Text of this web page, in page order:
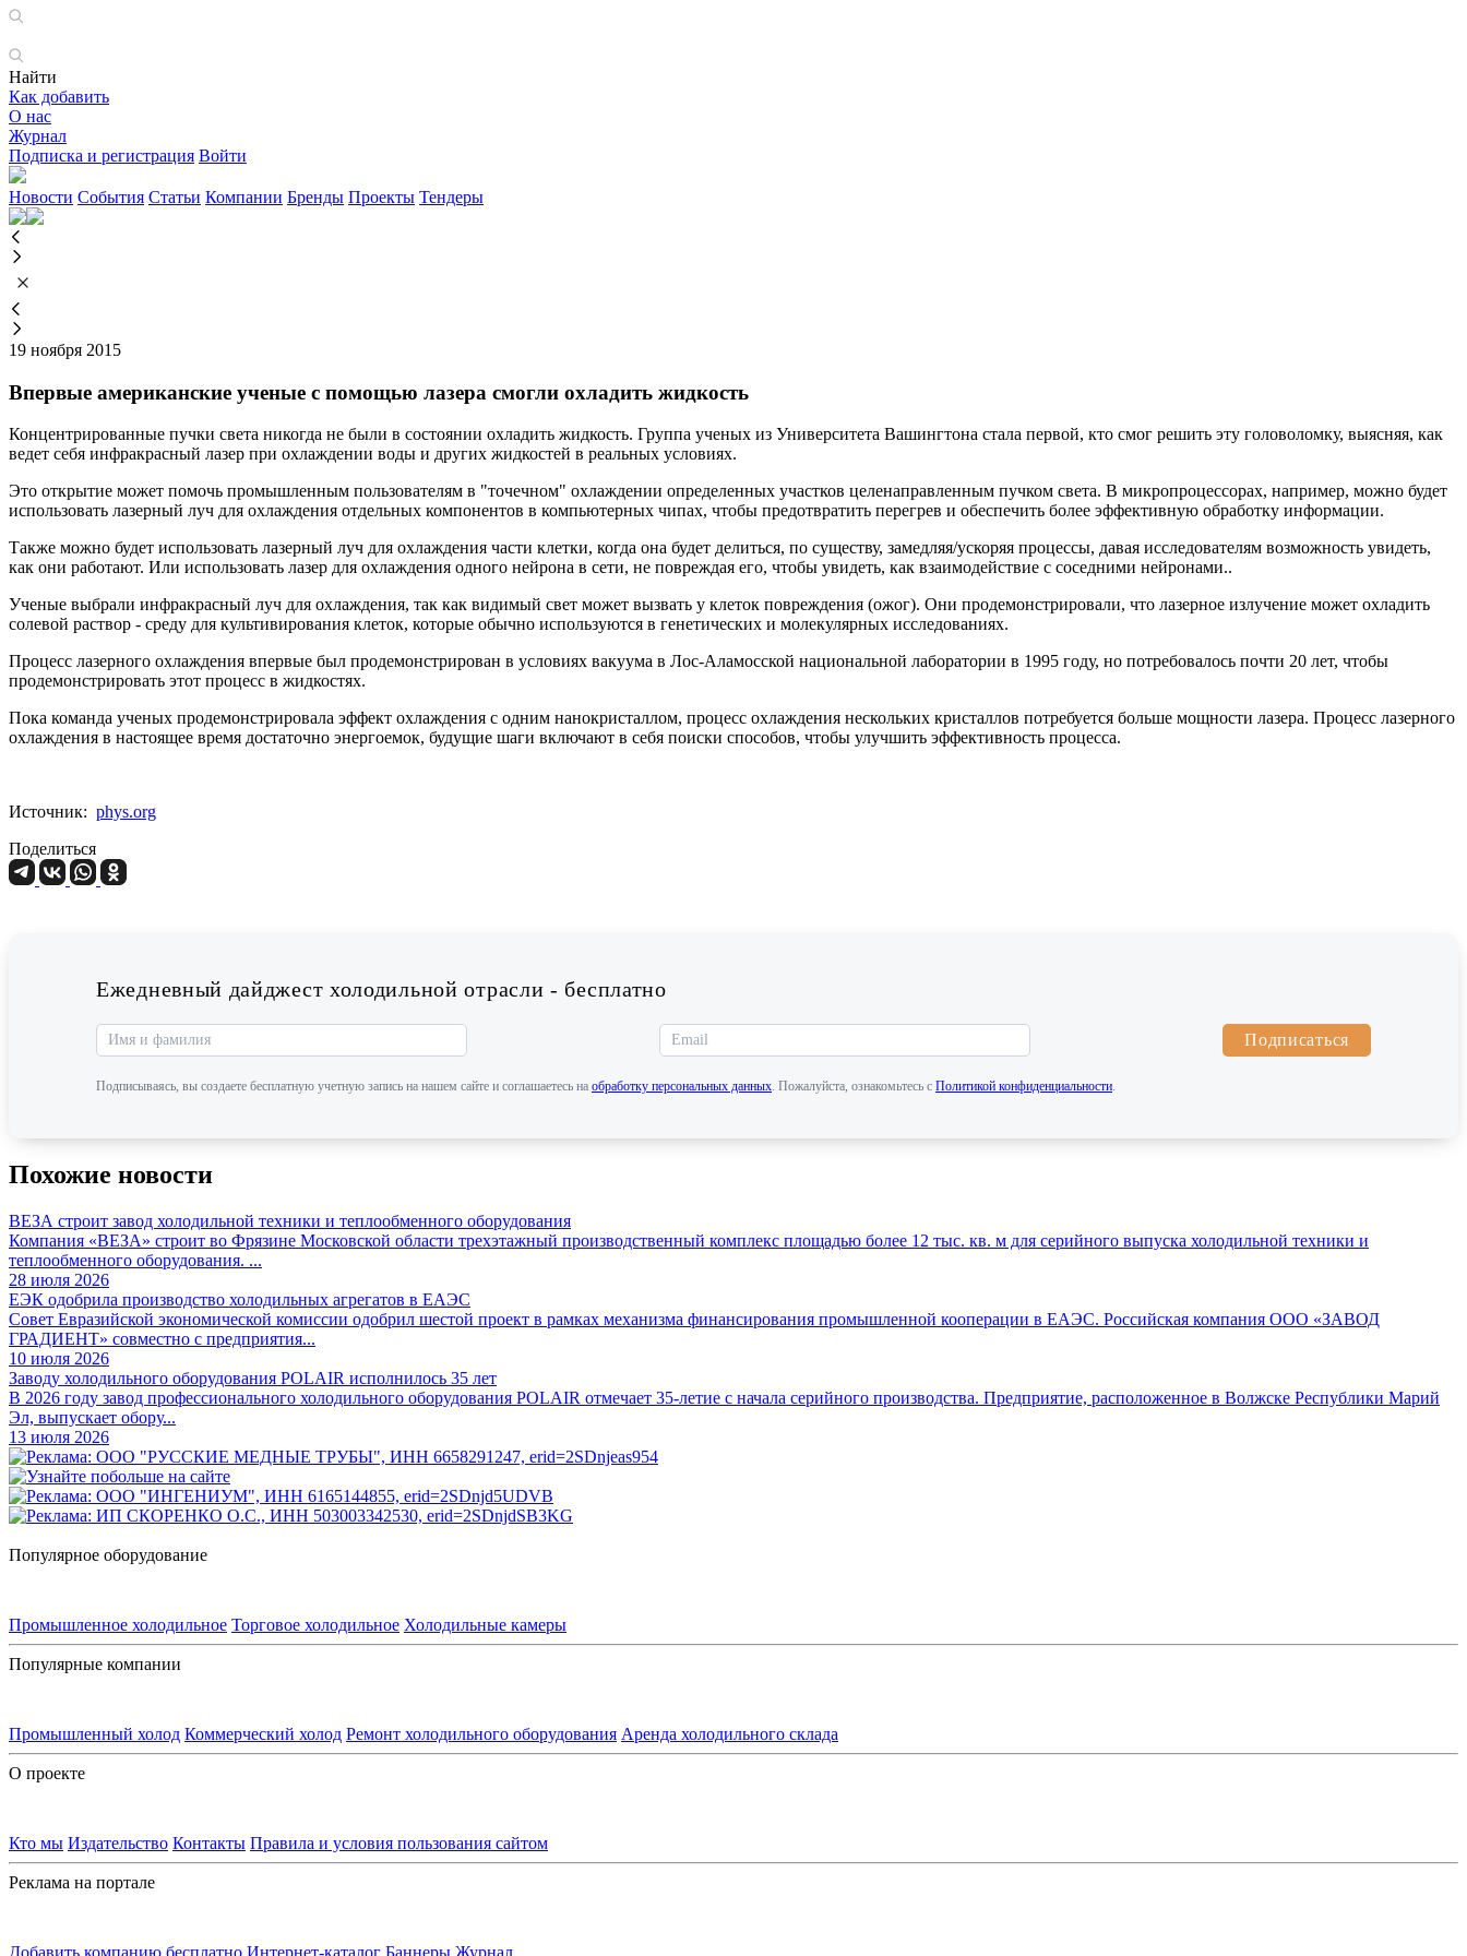
Найти
Как добавить
О нас
Журнал
Подписка и регистрация Войти
Новости События Статьи Компании Бренды Проекты Тендеры
19 ноября 2015
Впервые американские ученые с помощью лазера смогли охладить жидкость
Концентрированные пучки света никогда не были в состоянии охладить жидкость. Группа ученых из Университета Вашингтона стала первой, кто смог решить эту головоломку, выясняя, как
ведет себя инфракрасный лазер при охлаждении воды и других жидкостей в реальных условиях.
Это открытие может помочь промышленным пользователям в "точечном" охлаждении определенных участков целенаправленным пучком света. В микропроцессорах, например, можно будет
использовать лазерный луч для охлаждения отдельных компонентов в компьютерных чипах, чтобы предотвратить перегрев и обеспечить более эффективную обработку информации.
Также можно будет использовать лазерный луч для охлаждения части клетки, когда она будет делиться, по существу, замедляя/ускоряя процессы, давая исследователям возможность увидеть,
как они работают. Или использовать лазер для охлаждения одного нейрона в сети, не повреждая его, чтобы увидеть, как взаимодействие с соседними нейронами..
Ученые выбрали инфракрасный луч для охлаждения, так как видимый свет может вызвать у клеток повреждения (ожог). Они продемонстрировали, что лазерное излучение может охладить
солевой раствор - среду для культивирования клеток, которые обычно используются в генетических и молекулярных исследованиях.
Процесс лазерного охлаждения впервые был продемонстрирован в условиях вакуума в Лос-Аламосской национальной лаборатории в 1995 году, но потребовалось почти 20 лет, чтобы
продемонстрировать этот процесс в жидкостях.
Пока команда ученых продемонстрировала эффект охлаждения с одним нанокристаллом, процесс охлаждения нескольких кристаллов потребуется больше мощности лазера. Процесс лазерного
охлаждения в настоящее время достаточно энергоемок, будущие шаги включают в себя поиски способов, чтобы улучшить эффективность процесса.
Источник: phys.org
Поделиться
Ежедневный дайджест холодильной отрасли - бесплатно
Подписаться
Подписываясь, вы создаете бесплатную учетную запись на нашем сайте и соглашаетесь на обработку персональных данных. Пожалуйста, ознакомьтесь с Политикой конфиденциальности.
Похожие новости
ВЕЗА строит завод холодильной техники и теплообменного оборудования
Компания «ВЕЗА» строит во Фрязине Московской области трехэтажный производственный комплекс площадью более 12 тыс. кв. м для серийного выпуска холодильной техники и
теплообменного оборудования. ...
28 июля 2026
ЕЭК одобрила производство холодильных агрегатов в ЕАЭС
Совет Евразийской экономической комиссии одобрил шестой проект в рамках механизма финансирования промышленной кооперации в ЕАЭС. Российская компания ООО «ЗАВОД
ГРАДИЕНТ» совместно с предприятия...
10 июля 2026
Заводу холодильного оборудования POLAIR исполнилось 35 лет
В 2026 году завод профессионального холодильного оборудования POLAIR отмечает 35-летие с начала серийного производства. Предприятие, расположенное в Волжске Республики Марий
Эл, выпускает обору...
13 июля 2026
Популярное оборудование
Промышленное холодильное Торговое холодильное Холодильные камеры
Популярные компании
Промышленный холод Коммерческий холод Ремонт холодильного оборудования Аренда холодильного склада
О проекте
Кто мы Издательство Контакты Правила и условия пользования сайтом
Реклама на портале